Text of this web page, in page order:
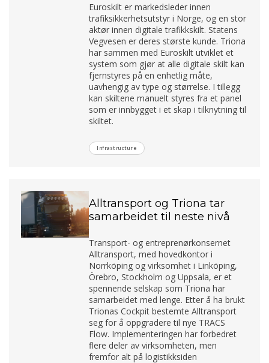
Euroskilt er markedsleder innen
trafiksikkerhetsutstyr i Norge, og en stor
aktør innen digitale trafikkskilt. Statens
Vegvesen er deres største kunde. Triona
har sammen med Euroskilt utviklet et
system som gjør at alle digitale skilt kan
fjernstyres på en enhetlig måte,
uavhengig av type og størrelse. I tillegg
kan skiltene manuelt styres fra et panel
som er innbygget i et skap i tilknytning til
skiltet.
Infrastructure
Alltransport og Triona tar
samarbeidet til neste nivå
Transport- og entreprenørkonsernet
Alltransport, med hovedkontor i
Norrköping og virksomhet i Linköping,
Örebro, Stockholm og Uppsala, er et
spennende selskap som Triona har
samarbeidet med lenge. Etter å ha brukt
Trionas Cockpit bestemte Alltransport
seg for å oppgradere til nye TRACS
Flow. Implementeringen har forbedret
flere deler av virksomheten, men
fremfor alt på logistikksiden